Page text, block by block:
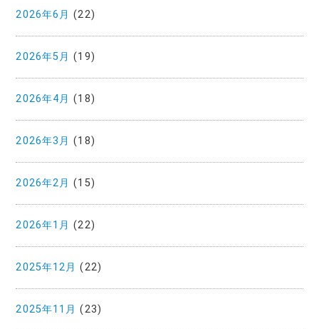
2026年6月 (22)
2026年5月 (19)
2026年4月 (18)
2026年3月 (18)
2026年2月 (15)
2026年1月 (22)
2025年12月 (22)
2025年11月 (23)